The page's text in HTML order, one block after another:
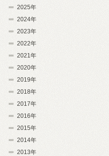
2025年
2024年
2023年
2022年
2021年
2020年
2019年
2018年
2017年
2016年
2015年
2014年
2013年